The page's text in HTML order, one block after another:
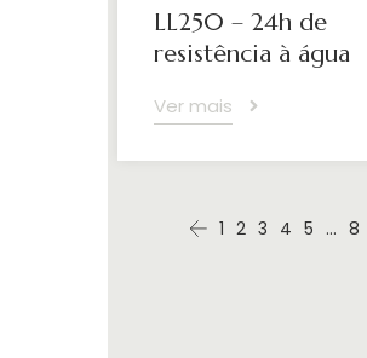
LL250 – 24h de
resistência à água
Ver mais
1 2 3 4 5 … 8